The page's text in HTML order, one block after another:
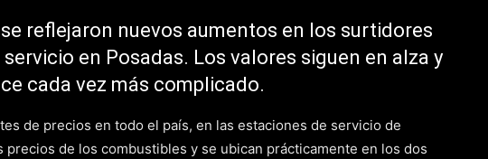
reflejaron nuevos aumentos en los surtidores
en Posadas. Los valores siguen en alza y
cada vez más complicado.
de precios en todo el país, en las estaciones de servicio de
precios de los combustibles y se ubican prácticamente en los dos